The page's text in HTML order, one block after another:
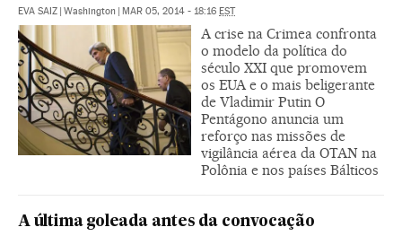
EVA SAIZ Washington MAR 05, 2014 - 18:16 EST
A crise na Crimea confronta
o modelo da política do
século XXI que promovem
os EUA e o mais beligerante
de Vladimir Putin O
Pentágono anuncia um
reforço nas missões de
vigilância aérea da OTAN na
Polônia e nos países Bálticos
A última goleada antes da convocação